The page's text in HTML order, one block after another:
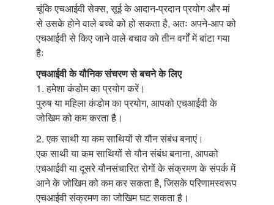
चूंकि एचआईवी सेक्स, सूई के आदान-प्रदान प्रयोग और मां
से उसके होने वाले बच्चे को हो सकता है, अतः अपने-आप को
एचआईवी से किए जाने वाले बचाव को तीन वर्गों में बांटा गया
हैः
एचआईवी के यौनिक संचरण से बचने के लिए
1. हमेशा कंडोम का प्रयोग करें।
पुरुष या महिला कंडोम का प्रयोग, आपको एचआईवी के
जोखिम को कम करता है।
2. एक साथी या कम साथियों से यौन संबंध बनाएं।
एक साथी या कम साथियों से यौन संबंध बनाना, आपको
एचआईवी या दूसरे यौनसंचारित रोगों के संक्रमण के संपर्क में
आने के जोखिम को कम कर सकता है, जिसके परिणामस्वरूप
एचआईवी संक्रमण का जोखिम घट सकता है।